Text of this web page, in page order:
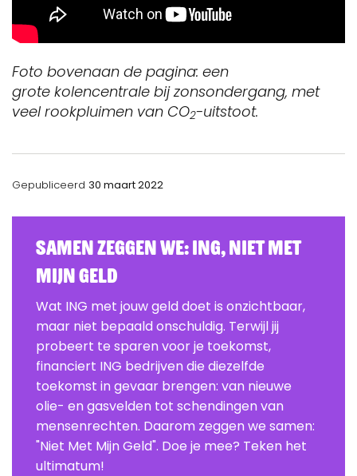
Foto bovenaan de pagina: een
grote kolencentrale bij zonsondergang, met
veel rookpluimen van CO2-uitstoot.
Gepubliceerd 30 maart 2022
Samen zeggen we: ING, Niet Met
Mijn Geld
Wat ING met jouw geld doet is onzichtbaar,
maar niet bepaald onschuldig. Terwijl jij
probeert te sparen voor je toekomst,
financiert ING bedrijven die diezelfde
toekomst in gevaar brengen: van nieuwe
olie- en gasvelden tot schendingen van
mensenrechten. Daarom zeggen we samen:
"Niet Met Mijn Geld". Doe je mee? Teken het
ultimatum!